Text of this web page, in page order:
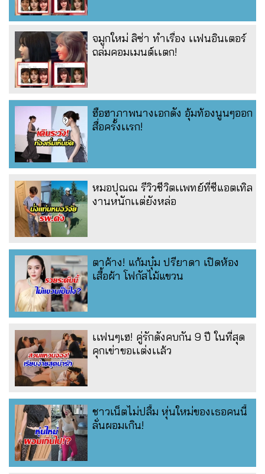
จมูกใหม่ ลิซ่า ทำเรื่อง เเฟนอินเตอร์
ถล่มคอมเมนต์เเตก!
ฮือฮาภาพนางเอกดัง อุ้มท้องนูนๆออก
สื่อครั้งเเรก!
หมอปุณณ รีวิวชีวิตเเพทย์ที่ซีแอตเทิล
งานหนักเเต่ยังหล่อ
ตาค้าง! แก้มบุ๋ม ปรียาดา เปิดห้อง
เสื้อผ้า โฟกัสไม้แขวน
เเฟนๆเฮ! คู่รักดังคบกัน 9 ปี ในที่สุด
คุกเข่าขอเเต่งเเล้ว
ชาวเน็ตไม่ปลื้ม หุ่นใหม่ของเธอคนนี้
ลั่นผอมเกิน!